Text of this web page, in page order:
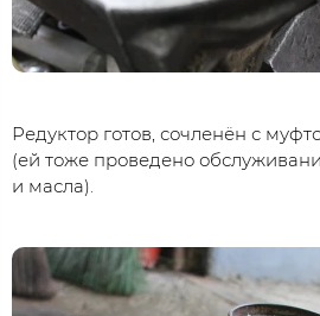
Редуктор готов, сочленён с
(ей тоже проведено
и масла).